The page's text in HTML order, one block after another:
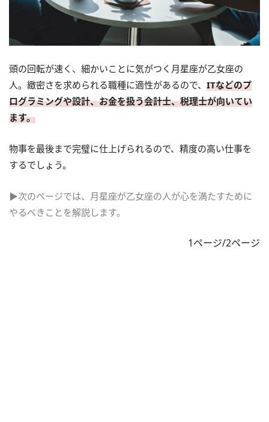
頭の回転が速く、細かいことに気がつく月星座が乙女座の
人。緻密さを求められる職種に適性があるので、 ITなどのプ
ログラミングや設計、お金を扱う会計士、税理士が向いてい
ます。
物事を最後まで完璧に仕上げられるので、精度の高い仕事を
するでしょう。
▶次のページでは、月星座が乙女座の人が心を満たすために
やるべきことを解説します。
1ページ/2ページ